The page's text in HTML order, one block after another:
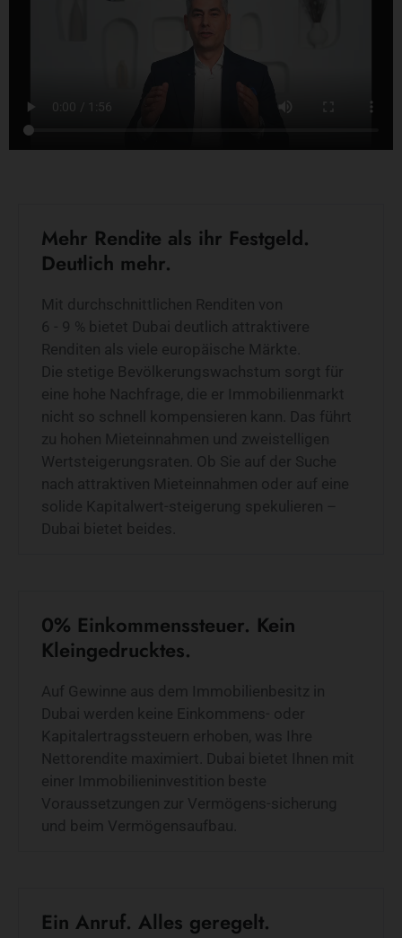
Mehr Rendite als ihr Festgeld.
Deutlich mehr.
Mit durchschnittlichen Renditen von
6 - 9 % bietet Dubai deutlich attraktivere
Renditen als viele europäische Märkte.
Die stetige Bevölkerungswachstum sorgt für
eine hohe Nachfrage, die er Immobilienmarkt
nicht so schnell kompensieren kann. Das führt
zu hohen Mieteinnahmen und zweistelligen
Wertsteigerungsraten. Ob Sie auf der Suche
nach attraktiven Mieteinnahmen oder auf eine
solide Kapitalwert-steigerung spekulieren –
Dubai bietet beides.
0% Einkommenssteuer. Kein
Kleingedrucktes.
Auf Gewinne aus dem Immobilienbesitz in
Dubai werden keine Einkommens- oder
Kapitalertragssteuern erhoben, was Ihre
Nettorendite maximiert. Dubai bietet Ihnen mit
einer Immobilieninvestition beste
Voraussetzungen zur Vermögens-sicherung
und beim Vermögensaufbau.
Ein Anruf. Alles geregelt.